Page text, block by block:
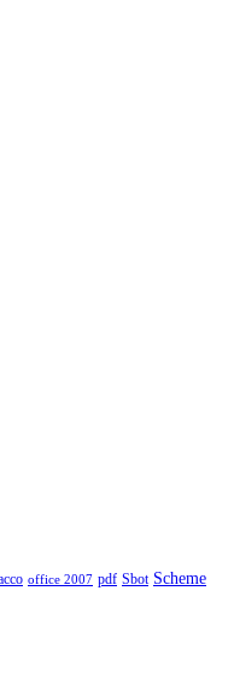
office 2007 pdf Sbot Scheme